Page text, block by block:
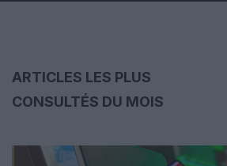
ARTICLES LES PLUS
CONSULTÉS DU MOIS